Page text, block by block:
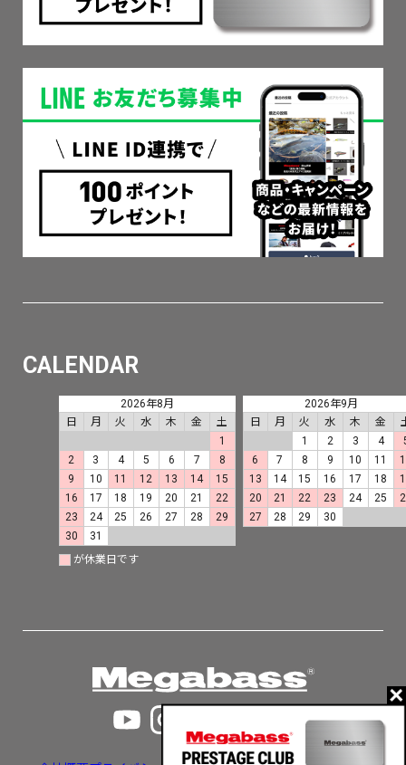
CALENDAR
2026年8月
日
月 火 水 木 金
土
1
2
3 4 5 6 7
8
9
10 11 12 13 14
15
16
17 18 19 20 21
22
23
24 25 26 27 28
29
30
31
2026年9月
日
月 火 水 木 金
1
2 3 4
6
7 8 9 10 11
13
14 15 16 17 18
20
21 22 23 24 25
27
28 29 30
が休業日です